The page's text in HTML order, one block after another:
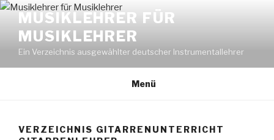
Zum
Inhalt
springen
MUSIKLEHRER FÜR
MUSIKLEHRER
Ein Verzeichnis ausgewählter deutscher Instrumentallehrer
Menü
VERZEICHNIS GITARRENUNTERRICHT